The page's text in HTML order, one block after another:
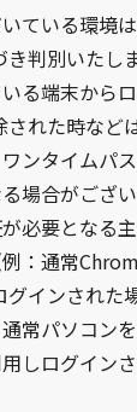
ている環境
判別いたし
る端末から
れた時など
ンタイムパ
場合がござい
必要となる
：通常
インされた
常パソコン
しログイン